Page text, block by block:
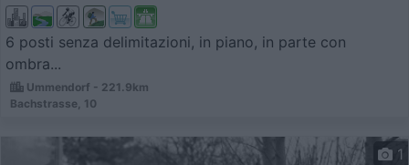
6 posti senza delimitazioni, in piano, in parte con
ombra...
Ummendorf - 221.9km
Bachstrasse, 10
1